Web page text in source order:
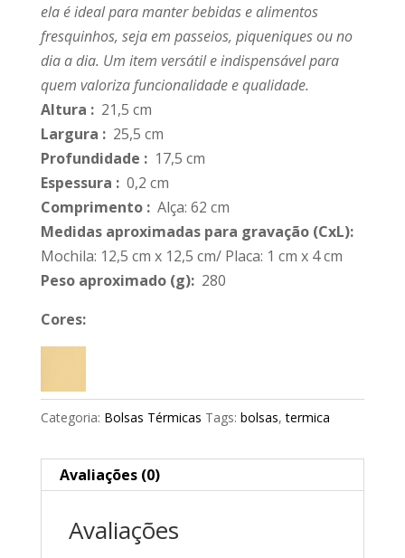
ela é ideal para manter bebidas e alimentos
fresquinhos, seja em passeios, piqueniques ou no
dia a dia. Um item versátil e indispensável para
quem valoriza funcionalidade e qualidade.
Altura : 21,5 cm
Largura : 25,5 cm
Profundidade : 17,5 cm
Espessura : 0,2 cm
Comprimento: Alça: 62 cm
Medidas aproximadas para gravação(CxL):
Mochila: 12,5 cm x 12,5 cm/ Placa: 1 cm x 4 cm
Peso aproximado(g): 280
Cores:
Categoria: Bolsas Térmicas Tags: bolsas,termica
Avaliações (0)
Avaliações